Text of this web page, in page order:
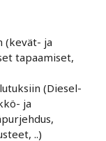
(kevät- ja
tapaamiset,
(Diesel-
ja
..)